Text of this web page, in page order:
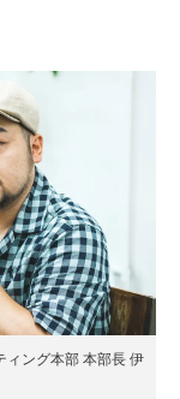
ィング本部 本部長 伊